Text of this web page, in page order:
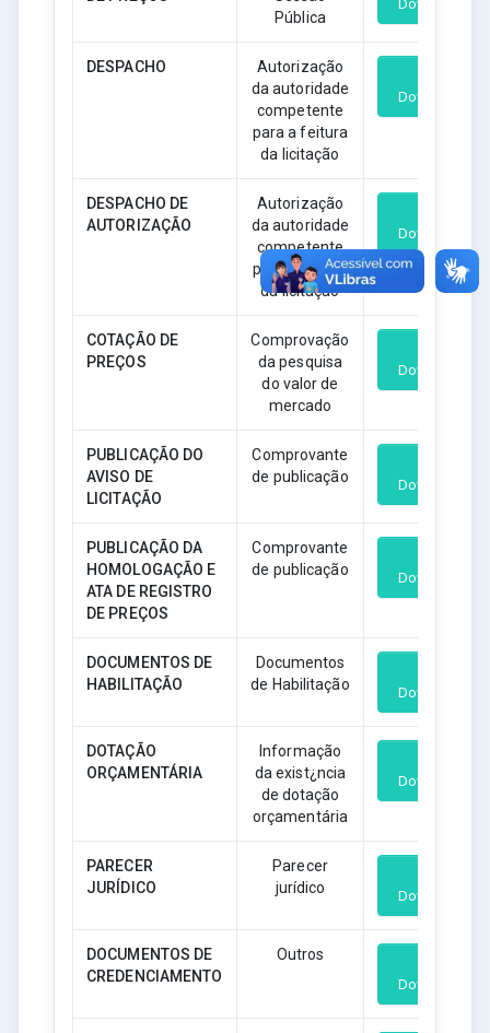
Pública
Download
DESPACHO
Autorização
da autoridade
competente
para a feitura
da licitação
Download
DESPACHO DE
AUTORIZAÇÃO
Autorização
da autoridade
competente
para a feitura
da licitação
Download
COTAÇÃO DE
PREÇOS
Comprovação
da pesquisa
do valor de
mercado
Download
PUBLICAÇÃO DO
AVISO DE
LICITAÇÃO
Comprovante
de publicação
Download
PUBLICAÇÃO DA
HOMOLOGAÇÃO E
ATA DE REGISTRO
DE PREÇOS
Comprovante
de publicação
Download
DOCUMENTOS DE
HABILITAÇÃO
Documentos
de Habilitação
Download
DOTAÇÃO
ORÇAMENTÁRIA
Informação
da exist¿ncia
de dotação
orçamentária
Download
PARECER
JURÍDICO
Parecer
jurídico
Download
DOCUMENTOS DE
CREDENCIAMENTO
Outros
Download